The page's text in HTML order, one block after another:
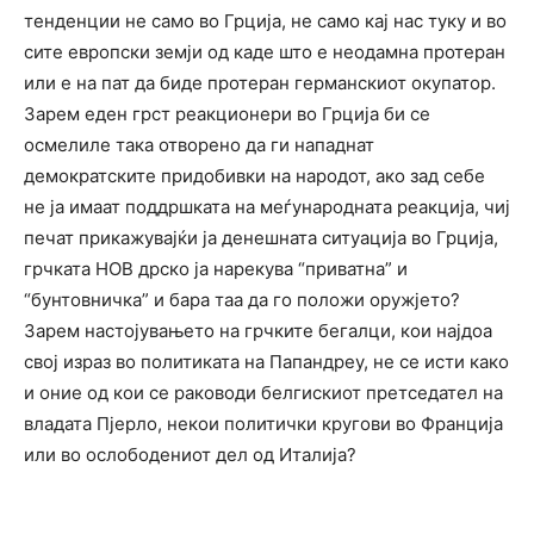
тенденции не само во Грција, не само кај нас туку и во
сите европски земји од каде што е неодамна протеран
или е на пат да биде протеран германскиот окупатор.
Зарем еден грст реакционери во Грција би се
осмелиле така отворено да ги нападнат
демократските придобивки на народот, ако зад себе
не ја имаат поддршката на меѓународната реакција, чиј
печат прикажувајќи ја денешната ситуација во Грција,
грчката НОВ дрско ја нарекува “приватна” и
“бунтовничка” и бара таа да го положи оружјето?
Зарем настојувањето на грчките бегалци, кои најдоа
свој израз во политиката на Папандреу, не се исти како
и оние од кои се раководи белгискиот претседател на
владата Пјерло, некои политички кругови во Франција
или во ослободениот дел од Италија?